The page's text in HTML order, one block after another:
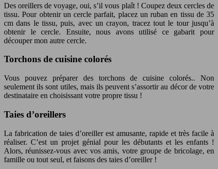
Des oreillers de voyage, oui, s’il vous plaît ! Coupez deux cercles de
tissu. Pour obtenir un cercle parfait, placez un ruban en tissu de 35
cm dans le tissu, puis, avec un crayon, tracez tout le tour jusqu’à
obtenir le cercle. Ensuite, nous avons utilisé ce gabarit pour
découper mon autre cercle.
Torchons de cuisine colorés
Vous pouvez préparer des torchons de cuisine colorés.. Non
seulement ils sont utiles, mais ils peuvent s’assortir au décor de votre
destinataire en choisissant votre propre tissu !
Taies d’oreillers
La fabrication de taies d’oreiller est amusante, rapide et très facile à
réaliser. C’est un projet génial pour les débutants et les enfants !
Alors, réunissez-vous avec vos amis, votre groupe de bricolage, en
famille ou tout seul, et faisons des taies d’oreiller !